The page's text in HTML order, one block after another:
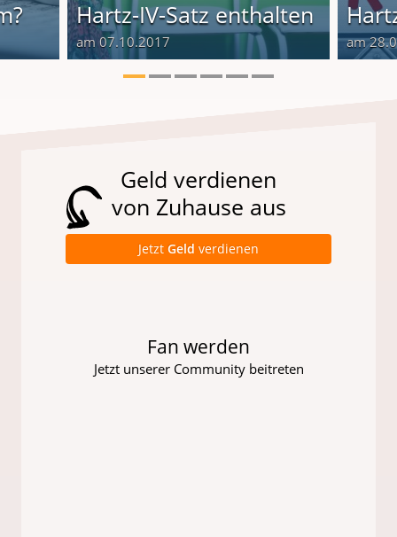
Hartz-IV-Satz enthalten
am 07.10.2017 am
Geld verdienen
von Zuhause aus
Jetzt Geld verdienen
Fan werden
Jetzt unserer Community beitreten